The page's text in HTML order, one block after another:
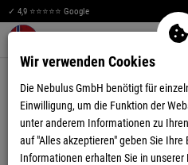
✓ 4,9 ⭐⭐⭐⭐⭐ Google
Wir verwenden Cookies
Die Nebulus GmbH benötigt für
Einwilligung, um die Funktion der
unter anderem Informationen zu
auf "Alles akzeptieren" geben Sie
Informationen erhalten Sie in unserer